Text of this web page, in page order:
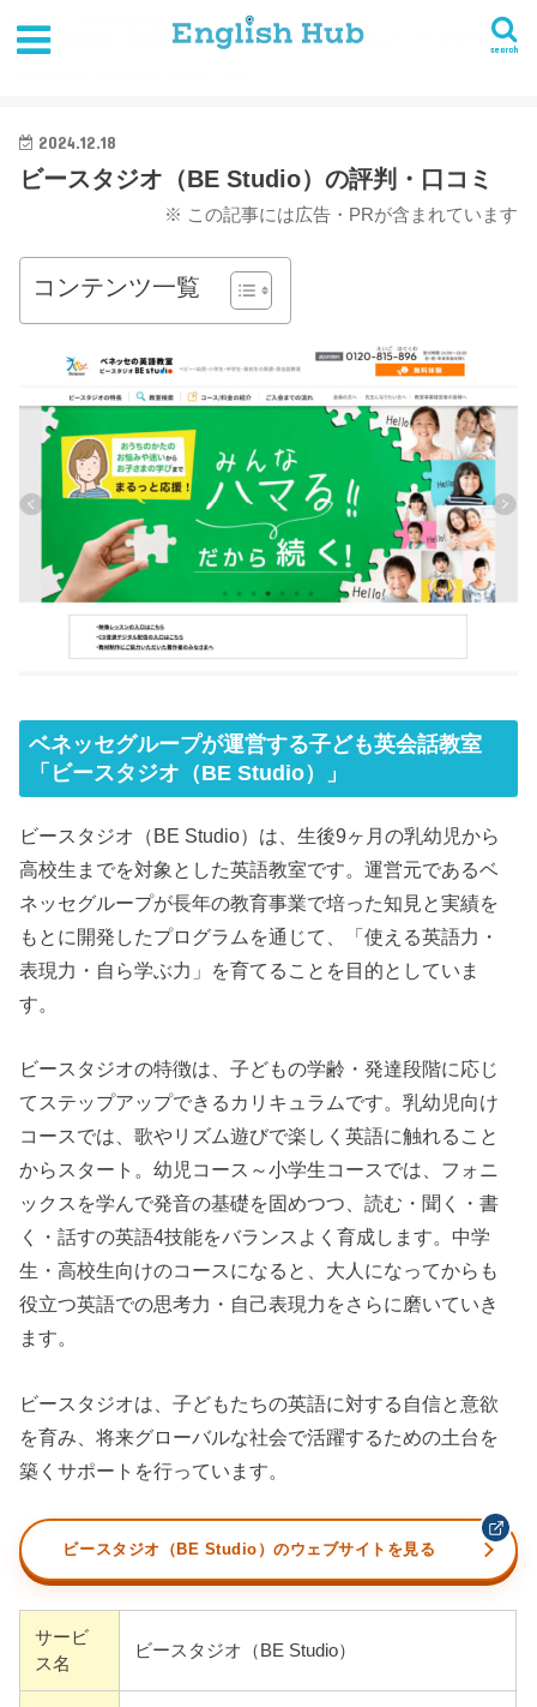
search
子供の英会話教室・英語塾を徹底比較！小学生～幼児の親たちが選ぶスクールとその理由
は？
2024.12.18
ビースタジオ（BE Studio）の評判・口コミ
※ この記事には広告・PRが含まれています
コンテンツ一覧
ベネッセグループが運営する子ども英会話教室
「ビースタジオ（BE Studio）」
ビースタジオ（BE Studio）は、生後9ヶ月の乳幼児から
高校生までを対象とした英語教室です。運営元であるベ
ネッセグループが長年の教育事業で培った知見と実績を
もとに開発したプログラムを通じて、「使える英語力・
表現力・自ら学ぶ力」を育てることを目的としていま
す。
ビースタジオの特徴は、子どもの学齢・発達段階に応じ
てステップアップできるカリキュラムです。乳幼児向け
コースでは、歌やリズム遊びで楽しく英語に触れること
からスタート。幼児コース～小学生コースでは、フォニ
ックスを学んで発音の基礎を固めつつ、読む・聞く・書
く・話すの英語4技能をバランスよく育成します。中学
生・高校生向けのコースになると、大人になってからも
役立つ英語での思考力・自己表現力をさらに磨いていき
ます。
ビースタジオは、子どもたちの英語に対する自信と意欲
を育み、将来グローバルな社会で活躍するための土台を
築くサポートを行っています。
ビースタジオ（BE Studio）のウェブサイトを見る
サービ
ス名
ビースタジオ（BE Studio）